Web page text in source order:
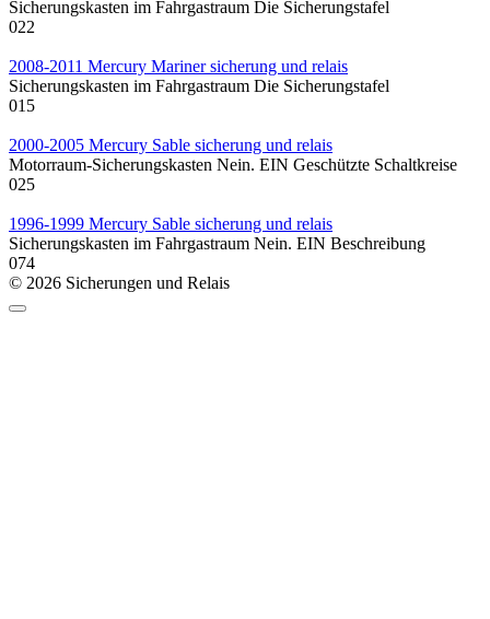
Sicherungskasten im Fahrgastraum Die Sicherungstafel
022
2008-2011 Mercury Mariner sicherung und relais
Sicherungskasten im Fahrgastraum Die Sicherungstafel
015
2000-2005 Mercury Sable sicherung und relais
Motorraum-Sicherungskasten Nein. EIN Geschützte Schaltkreise
025
1996-1999 Mercury Sable sicherung und relais
Sicherungskasten im Fahrgastraum Nein. EIN Beschreibung
074
© 2026 Sicherungen und Relais